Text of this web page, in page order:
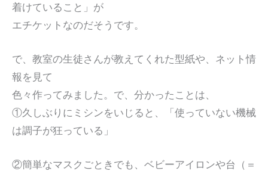
着けていること」が
エチケットなのだそうです。
で、教室の生徒さんが教えてくれた型紙や、ネット情
報を見て
色々作ってみました。で、分かったことは、
①久しぶりにミシンをいじると、「使っていない機械
は調子が狂っている」
②簡単なマスクごときでも、ベビーアイロンや台（＝